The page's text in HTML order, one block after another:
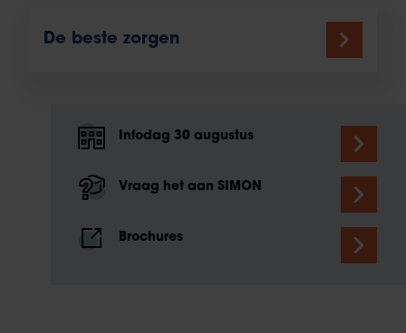
De beste zorgen
Infodag 30 augustus
Vraag het aan SIMON
Brochures